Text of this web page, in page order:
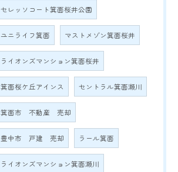
セレッソコート箕面桜井公園
ユニライフ箕面 マストメゾン箕面桜井
ライオンズマンション箕面桜井
箕面桜ケ丘アインス セントラル箕面瀬川
箕面市 不動産 売却
豊中市 戸建 売却 ラール箕面
ライオンズマンション箕面瀬川